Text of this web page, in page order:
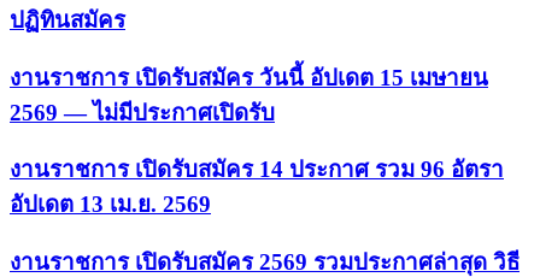
ปฏิทินสมัคร
งานราชการ เปิดรับสมัคร วันนี้ อัปเดต 15 เมษายน
2569 — ไม่มีประกาศเปิดรับ
งานราชการ เปิดรับสมัคร 14 ประกาศ รวม 96 อัตรา
อัปเดต 13 เม.ย. 2569
งานราชการ เปิดรับสมัคร 2569 รวมประกาศล่าสุด วิธี